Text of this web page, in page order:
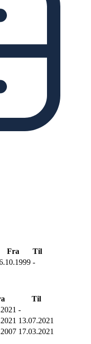
Fra
Til
-
Til
-
13.07.2021
17.03.2021